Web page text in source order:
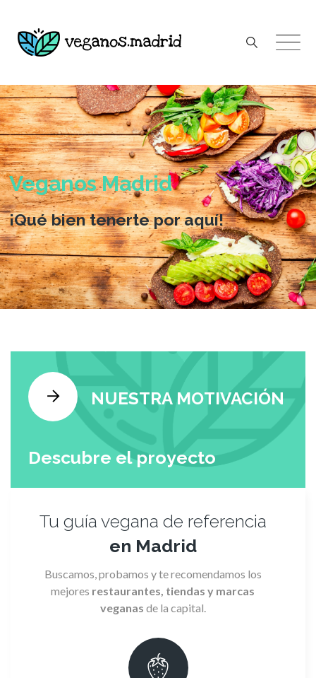
content
Veganos Madrid
¡Qué bien tenerte por aquí!
NUESTRA MOTIVACIÓN
Descubre el proyecto
Tu guía vegana de referencia
en Madrid
Buscamos, probamos y te recomendamos los
mejores restaurantes, tiendas y marcas
veganas de la capital.